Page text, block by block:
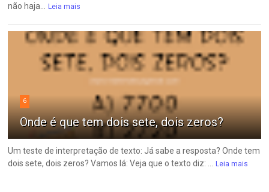
não haja...
Leia mais
6
Onde é que tem dois sete, dois zeros?
Um teste de interpretação de texto: Já sabe a resposta? Onde tem
dois sete, dois zeros? Vamos lá: Veja que o texto diz: ...
Leia mais